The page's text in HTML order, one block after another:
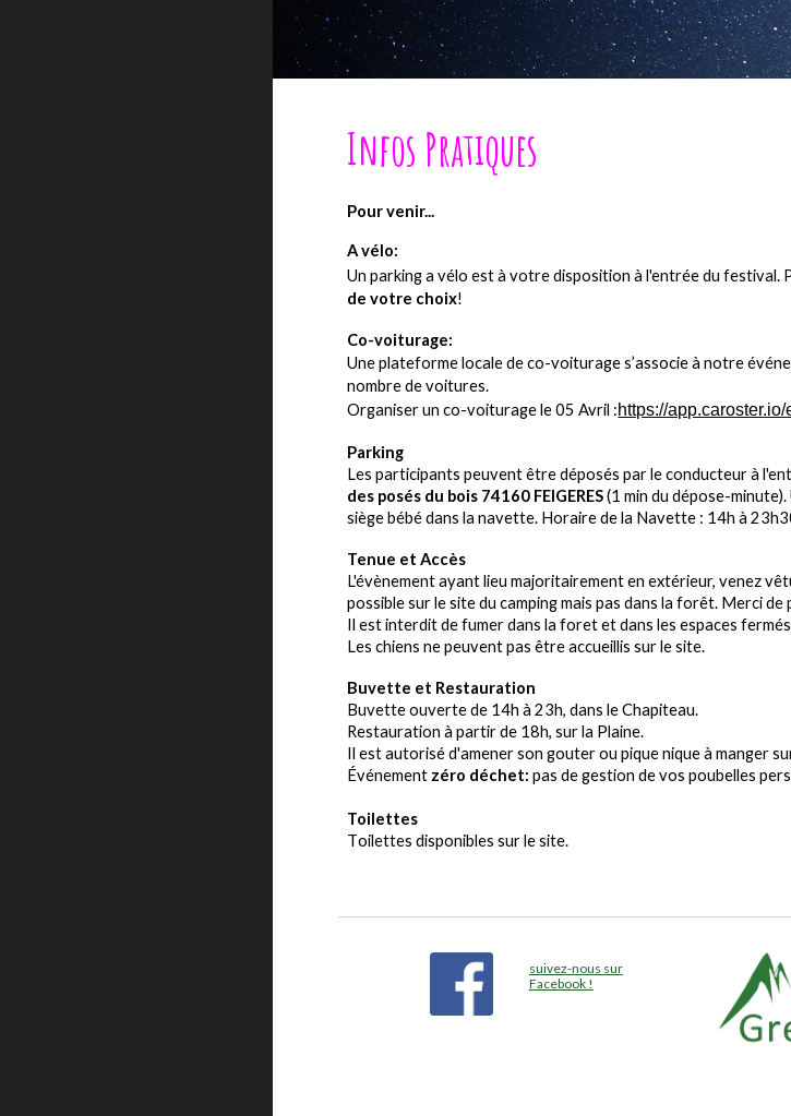
Infos Pratiques
Pour venir...
A vélo:
Un parking a vélo est à votre dispositionà l'entrée du festival.
de votre choix!
Co-voiturage:
Une plateforme locale de co-voiturage s’associe à notre
nombre de voitures.
Organiser un co-voiturage le 05 Avril :https://
Parking
Les participantspeuventêtre déposés par le conducteurà
des posés du bois 74160 FEIGERES(1 min du dépose-
siège bébé dans la navette. Horaire de la Navette : 14h à
Tenue et Accès
L'évènement ayant lieu majoritairement en extérieur, venez
possible sur le site du campingmais pas dans la forêt. Merci
Il est interdit de fumer dans la foret et dans les espaces
Les chiens ne peuvent pas être accueillis sur le site.
Buvette et Restauration
Buvette ouverte de 14h à 23h, dans leChapiteau.
Restauration à partir de 18h, sur la Plaine.
Il estautoriséd'amener son gouter ou pique niqueà manger
Événement zéro déchet: pas de gestion de vos poubelles
Toilettes
Toilettes disponiblessur le site.
suivez-nous sur
Facebook !